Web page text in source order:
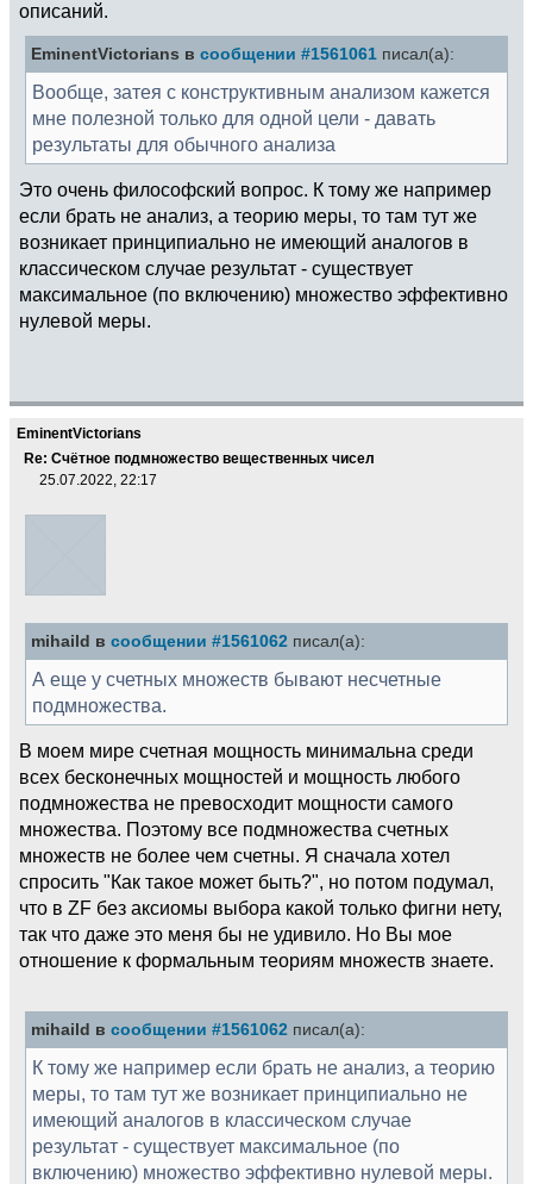
описаний.
EminentVictorians в сообщении #1561061 писал(а):
Вообще, затея с конструктивным анализом кажется
мне полезной только для одной цели - давать
результаты для обычного анализа
Это очень философский вопрос. К тому же например
если брать не анализ, а теорию меры, то там тут же
возникает принципиально не имеющий аналогов в
классическом случае результат - существует
максимальное (по включению) множество эффективно
нулевой меры.
EminentVictorians
Re: Счётное подмножество вещественных чисел
25.07.2022, 22:17
mihaild в сообщении #1561062 писал(а):
А еще у счетных множеств бывают несчетные
подмножества.
В моем мире счетная мощность минимальна среди
всех бесконечных мощностей и мощность любого
подмножества не превосходит мощности самого
множества. Поэтому все подмножества счетных
множеств не более чем счетны. Я сначала хотел
спросить "Как такое может быть?", но потом подумал,
что в ZF без аксиомы выбора какой только фигни нету,
так что даже это меня бы не удивило. Но Вы мое
отношение к формальным теориям множеств знаете.
mihaild в сообщении #1561062 писал(а):
К тому же например если брать не анализ, а теорию
меры, то там тут же возникает принципиально не
имеющий аналогов в классическом случае
результат - существует максимальное (по
включению) множество эффективно нулевой меры.